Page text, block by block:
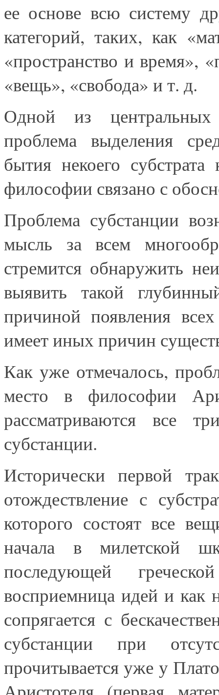
ее основе всю систему
категорий, таких, как
«пространство и время»,
«вещь», «свобода» и т. д.
Одной из центральных
проблема выделения
бытия некоего
философии связано с
Проблема субстанции
мысль за всем
стремится обнаружить
выявить такой
причиной появления
имеет иных причин
Как уже отмечалось,
место в философии
рассматриваются все
субстанции.
Исторически первой
отождествление с
которого состоят все
начала в милетской
последующей
восприемница идей и как
сопрягается с
субстанции при
прочитывается уже у